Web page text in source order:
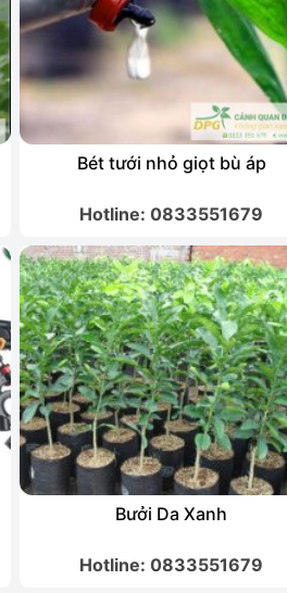
Bét tưới nhỏ giọt bù áp
Hotline: 0833551679
Bưởi Da Xanh
Hotline: 0833551679